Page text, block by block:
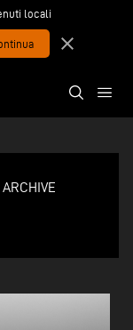
locali
close
ARCHIVE